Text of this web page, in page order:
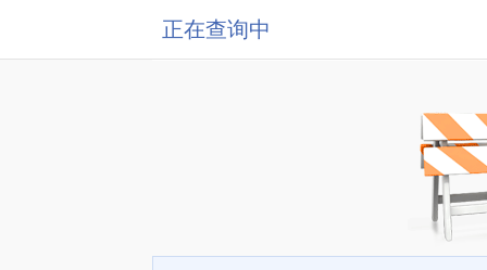
正在查询中